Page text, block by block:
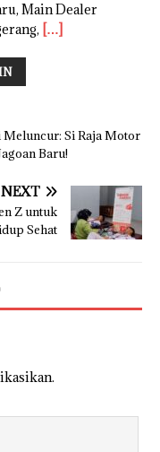
Main Dealer
[…]
Si Raja Motor
Baru!
NEXT
Z untuk
Sehat